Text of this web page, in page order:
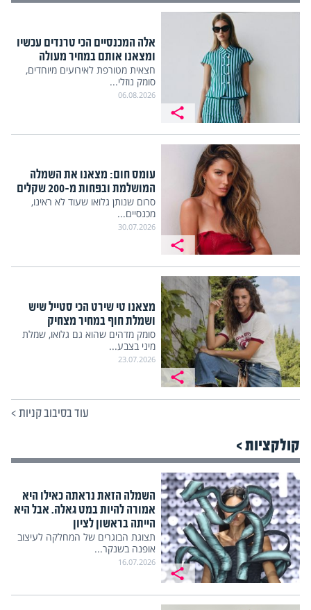
אלה המכנסיים הכי טרנדים עכשיו
ומצאנו אותם במחיר מעולה
חצאית מטורפת לאירועים מיוחדים,
סומק נוזלי...
06.08.2026
עומס חום: מצאנו את השמלה
המושלמת ובפחות מ-200 שקלים
סרום שנותן גלואו שעוד לא ראינו,
מכנסיים...
30.07.2026
מצאנו טי שירט הכי סטייל שיש
ושמלת חוף במחיר מצחיק
סומק מדהים שהוא גם גלואו, שמלת
מיני בצבע...
23.07.2026
עוד בסיבוב קניות>
קולקציות >
השמלה הזאת נראתה כאילו היא
אמורה להיות במט גאלה. אבל היא
הייתה בראשון לציון
תצוגת הבוגרים של המחלקה לעיצוב
אופנה בשנקר...
16.07.2026